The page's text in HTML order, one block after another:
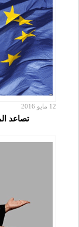
12 مايو 2016
تصاعد